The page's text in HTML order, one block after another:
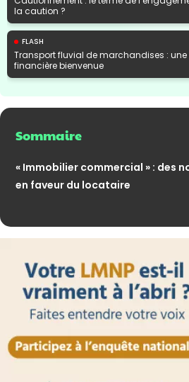
la caution ?
FLASH
Transport fluvial de marchandises :
financière bienvenue
Sommaire
« Immobilier commercial » : des
en faveur du locataire